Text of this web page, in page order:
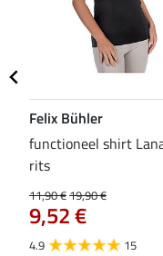
Felix Bühler
functioneel shirt
rits
11,90 €19,90 €
9,52 €
4.9 15